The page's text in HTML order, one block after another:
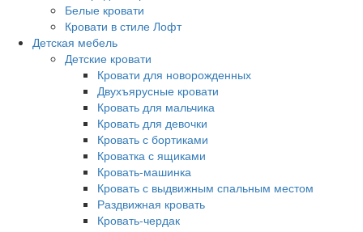
Белые кровати
Кровати в стиле Лофт
Детская мебель
Детские кровати
Кровати для новорожденных
Двухъярусные кровати
Кровать для мальчика
Кровать для девочки
Кровать с бортиками
Кроватка с ящиками
Кровать-машинка
Кровать с выдвижным спальным местом
Раздвижная кровать
Кровать-чердак